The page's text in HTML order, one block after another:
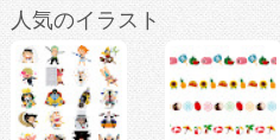
人気のイラスト